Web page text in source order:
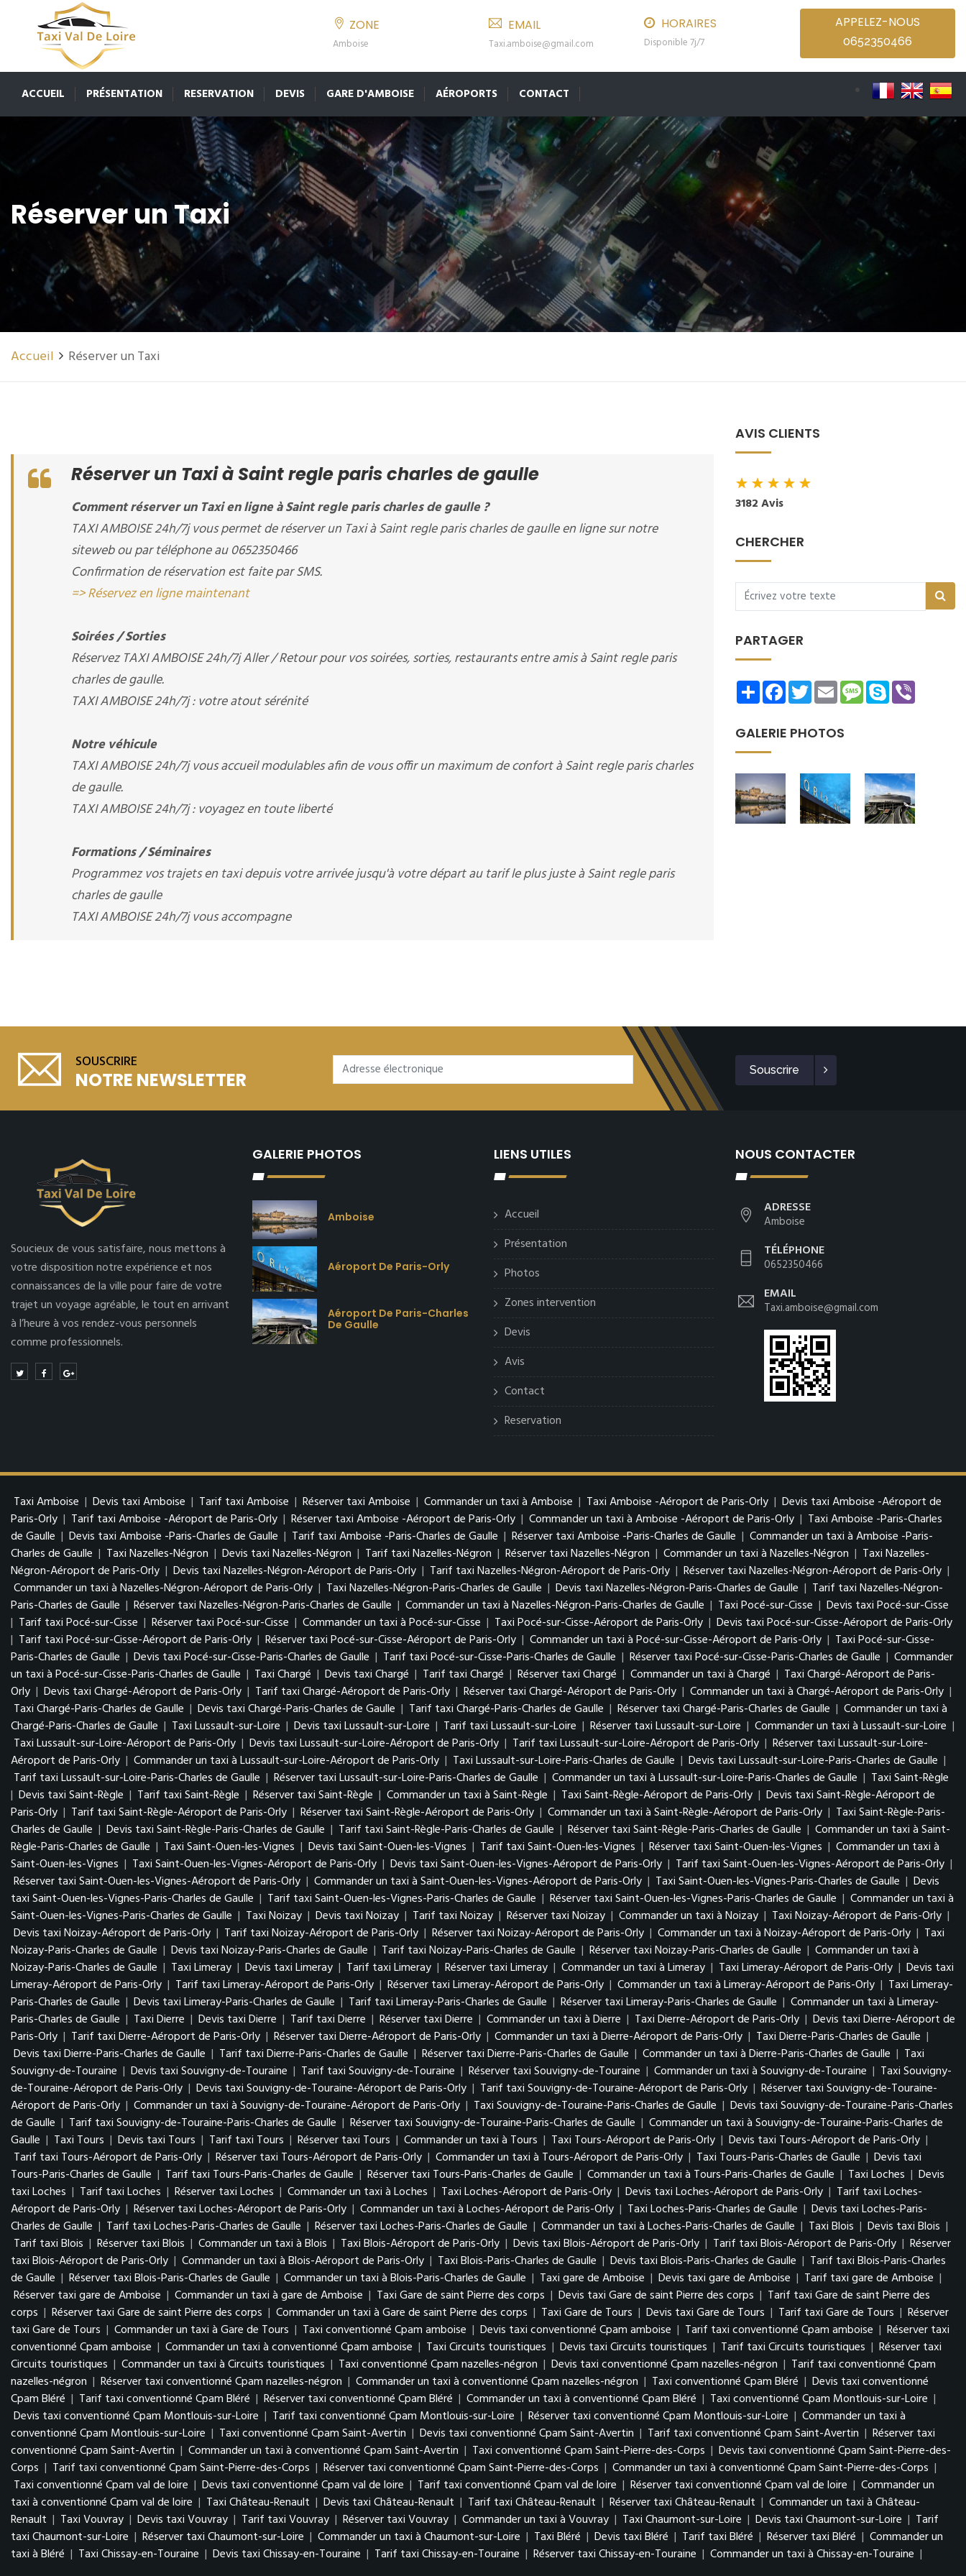
ZONE
Amboise
EMAIL
Taxi.amboise@gmail.com
HORAIRES
Disponible 7j/7
APPELEZ-NOUS
0652350466
ACCUEIL PRÉSENTATION RESERVATION DEVIS GARE D'AMBOISE AÉROPORTS CONTACT
Réserver un Taxi
Accueil Réserver un Taxi
Réserver un Taxi à Saint regle paris charles de gaulle
Comment réserver un Taxi en ligne à Saint regle paris charles de gaulle ?
TAXI AMBOISE 24h/7j vous permet de réserver un Taxi à Saint regle paris charles de gaulle en ligne sur notre
siteweb ou par téléphone au 0652350466
Confirmation de réservation est faite par SMS.
=> Réservez en ligne maintenant
Soirées / Sorties
Réservez TAXI AMBOISE 24h/7j Aller / Retour pour vos soirées, sorties, restaurants entre amis à Saint regle paris
charles de gaulle.
TAXI AMBOISE 24h/7j : votre atout sérénité
Notre véhicule
TAXI AMBOISE 24h/7j vous accueil modulables afin de vous offir un maximum de confort à Saint regle paris charles
de gaulle.
TAXI AMBOISE 24h/7j : voyagez en toute liberté
Formations / Séminaires
Programmez vos trajets en taxi depuis votre arrivée jusqu'à votre départ au tarif le plus juste à Saint regle paris
charles de gaulle
TAXI AMBOISE 24h/7j vous accompagne
AVIS CLIENTS
★★★★★
3182 Avis
CHERCHER
PARTAGER
ShareFacebookTwitterEmailMessage
Skype
GALERIE PHOTOS
SOUSCRIRE
NOTRE NEWSLETTER Souscrire
Soucieux de vous satisfaire, nous mettons à
votre disposition notre expérience et nos
connaissances de la ville pour faire de votre
trajet un voyage agréable, le tout en arrivant
à l’heure à vos rendez-vous personnels
comme professionnels.
GALERIE PHOTOS
Amboise
Aéroport De Paris-Orly
Aéroport De Paris-Charles
De Gaulle
LIENS UTILES
Accueil
Présentation
Photos
Zones intervention
Devis
Avis
Contact
Reservation
NOUS CONTACTER
ADRESSE
Amboise
TÉLÉPHONE
0652350466
EMAIL
Taxi.amboise@gmail.com
Taxi Amboise | Devis taxi Amboise | Tarif taxi Amboise | Réserver taxi Amboise | Commander un taxi à Amboise | Taxi Amboise -Aéroport de Paris-Orly | Devis taxi Amboise -Aéroport de
Paris-Orly | Tarif taxi Amboise -Aéroport de Paris-Orly | Réserver taxi Amboise -Aéroport de Paris-Orly | Commander un taxi à Amboise -Aéroport de Paris-Orly | Taxi Amboise -Paris-Charles
de Gaulle | Devis taxi Amboise -Paris-Charles de Gaulle | Tarif taxi Amboise -Paris-Charles de Gaulle | Réserver taxi Amboise -Paris-Charles de Gaulle | Commander un taxi à Amboise -Paris-
Charles de Gaulle | Taxi Nazelles-Négron | Devis taxi Nazelles-Négron | Tarif taxi Nazelles-Négron | Réserver taxi Nazelles-Négron | Commander un taxi à Nazelles-Négron | Taxi Nazelles-
Négron-Aéroport de Paris-Orly | Devis taxi Nazelles-Négron-Aéroport de Paris-Orly | Tarif taxi Nazelles-Négron-Aéroport de Paris-Orly | Réserver taxi Nazelles-Négron-Aéroport de Paris-Orly |
Commander un taxi à Nazelles-Négron-Aéroport de Paris-Orly | Taxi Nazelles-Négron-Paris-Charles de Gaulle | Devis taxi Nazelles-Négron-Paris-Charles de Gaulle | Tarif taxi Nazelles-Négron-
Paris-Charles de Gaulle | Réserver taxi Nazelles-Négron-Paris-Charles de Gaulle | Commander un taxi à Nazelles-Négron-Paris-Charles de Gaulle | Taxi Pocé-sur-Cisse | Devis taxi Pocé-sur-Cisse
| Tarif taxi Pocé-sur-Cisse | Réserver taxi Pocé-sur-Cisse | Commander un taxi à Pocé-sur-Cisse | Taxi Pocé-sur-Cisse-Aéroport de Paris-Orly | Devis taxi Pocé-sur-Cisse-Aéroport de Paris-Orly
| Tarif taxi Pocé-sur-Cisse-Aéroport de Paris-Orly | Réserver taxi Pocé-sur-Cisse-Aéroport de Paris-Orly | Commander un taxi à Pocé-sur-Cisse-Aéroport de Paris-Orly | Taxi Pocé-sur-Cisse-
Paris-Charles de Gaulle | Devis taxi Pocé-sur-Cisse-Paris-Charles de Gaulle | Tarif taxi Pocé-sur-Cisse-Paris-Charles de Gaulle | Réserver taxi Pocé-sur-Cisse-Paris-Charles de Gaulle | Commander
un taxi à Pocé-sur-Cisse-Paris-Charles de Gaulle | Taxi Chargé | Devis taxi Chargé | Tarif taxi Chargé | Réserver taxi Chargé | Commander un taxi à Chargé | Taxi Chargé-Aéroport de Paris-
Orly | Devis taxi Chargé-Aéroport de Paris-Orly | Tarif taxi Chargé-Aéroport de Paris-Orly | Réserver taxi Chargé-Aéroport de Paris-Orly | Commander un taxi à Chargé-Aéroport de Paris-Orly |
Taxi Chargé-Paris-Charles de Gaulle | Devis taxi Chargé-Paris-Charles de Gaulle | Tarif taxi Chargé-Paris-Charles de Gaulle | Réserver taxi Chargé-Paris-Charles de Gaulle | Commander un taxi à
Chargé-Paris-Charles de Gaulle | Taxi Lussault-sur-Loire | Devis taxi Lussault-sur-Loire | Tarif taxi Lussault-sur-Loire | Réserver taxi Lussault-sur-Loire | Commander un taxi à Lussault-sur-Loire |
Taxi Lussault-sur-Loire-Aéroport de Paris-Orly | Devis taxi Lussault-sur-Loire-Aéroport de Paris-Orly | Tarif taxi Lussault-sur-Loire-Aéroport de Paris-Orly | Réserver taxi Lussault-sur-Loire-
Aéroport de Paris-Orly | Commander un taxi à Lussault-sur-Loire-Aéroport de Paris-Orly | Taxi Lussault-sur-Loire-Paris-Charles de Gaulle | Devis taxi Lussault-sur-Loire-Paris-Charles de Gaulle |
Tarif taxi Lussault-sur-Loire-Paris-Charles de Gaulle | Réserver taxi Lussault-sur-Loire-Paris-Charles de Gaulle | Commander un taxi à Lussault-sur-Loire-Paris-Charles de Gaulle | Taxi Saint-Règle
| Devis taxi Saint-Règle | Tarif taxi Saint-Règle | Réserver taxi Saint-Règle | Commander un taxi à Saint-Règle | Taxi Saint-Règle-Aéroport de Paris-Orly | Devis taxi Saint-Règle-Aéroport de
Paris-Orly | Tarif taxi Saint-Règle-Aéroport de Paris-Orly | Réserver taxi Saint-Règle-Aéroport de Paris-Orly | Commander un taxi à Saint-Règle-Aéroport de Paris-Orly | Taxi Saint-Règle-Paris-
Charles de Gaulle | Devis taxi Saint-Règle-Paris-Charles de Gaulle | Tarif taxi Saint-Règle-Paris-Charles de Gaulle | Réserver taxi Saint-Règle-Paris-Charles de Gaulle | Commander un taxi à Saint-
Règle-Paris-Charles de Gaulle | Taxi Saint-Ouen-les-Vignes | Devis taxi Saint-Ouen-les-Vignes | Tarif taxi Saint-Ouen-les-Vignes | Réserver taxi Saint-Ouen-les-Vignes | Commander un taxi à
Saint-Ouen-les-Vignes | Taxi Saint-Ouen-les-Vignes-Aéroport de Paris-Orly | Devis taxi Saint-Ouen-les-Vignes-Aéroport de Paris-Orly | Tarif taxi Saint-Ouen-les-Vignes-Aéroport de Paris-Orly |
Réserver taxi Saint-Ouen-les-Vignes-Aéroport de Paris-Orly | Commander un taxi à Saint-Ouen-les-Vignes-Aéroport de Paris-Orly | Taxi Saint-Ouen-les-Vignes-Paris-Charles de Gaulle | Devis
taxi Saint-Ouen-les-Vignes-Paris-Charles de Gaulle | Tarif taxi Saint-Ouen-les-Vignes-Paris-Charles de Gaulle | Réserver taxi Saint-Ouen-les-Vignes-Paris-Charles de Gaulle | Commander un taxi à
Saint-Ouen-les-Vignes-Paris-Charles de Gaulle | Taxi Noizay | Devis taxi Noizay | Tarif taxi Noizay | Réserver taxi Noizay | Commander un taxi à Noizay | Taxi Noizay-Aéroport de Paris-Orly |
Devis taxi Noizay-Aéroport de Paris-Orly | Tarif taxi Noizay-Aéroport de Paris-Orly | Réserver taxi Noizay-Aéroport de Paris-Orly | Commander un taxi à Noizay-Aéroport de Paris-Orly | Taxi
Noizay-Paris-Charles de Gaulle | Devis taxi Noizay-Paris-Charles de Gaulle | Tarif taxi Noizay-Paris-Charles de Gaulle | Réserver taxi Noizay-Paris-Charles de Gaulle | Commander un taxi à
Noizay-Paris-Charles de Gaulle | Taxi Limeray | Devis taxi Limeray | Tarif taxi Limeray | Réserver taxi Limeray | Commander un taxi à Limeray | Taxi Limeray-Aéroport de Paris-Orly | Devis taxi
Limeray-Aéroport de Paris-Orly | Tarif taxi Limeray-Aéroport de Paris-Orly | Réserver taxi Limeray-Aéroport de Paris-Orly | Commander un taxi à Limeray-Aéroport de Paris-Orly | Taxi Limeray-
Paris-Charles de Gaulle | Devis taxi Limeray-Paris-Charles de Gaulle | Tarif taxi Limeray-Paris-Charles de Gaulle | Réserver taxi Limeray-Paris-Charles de Gaulle | Commander un taxi à Limeray-
Paris-Charles de Gaulle | Taxi Dierre | Devis taxi Dierre | Tarif taxi Dierre | Réserver taxi Dierre | Commander un taxi à Dierre | Taxi Dierre-Aéroport de Paris-Orly | Devis taxi Dierre-Aéroport de
Paris-Orly | Tarif taxi Dierre-Aéroport de Paris-Orly | Réserver taxi Dierre-Aéroport de Paris-Orly | Commander un taxi à Dierre-Aéroport de Paris-Orly | Taxi Dierre-Paris-Charles de Gaulle |
Devis taxi Dierre-Paris-Charles de Gaulle | Tarif taxi Dierre-Paris-Charles de Gaulle | Réserver taxi Dierre-Paris-Charles de Gaulle | Commander un taxi à Dierre-Paris-Charles de Gaulle | Taxi
Souvigny-de-Touraine | Devis taxi Souvigny-de-Touraine | Tarif taxi Souvigny-de-Touraine | Réserver taxi Souvigny-de-Touraine | Commander un taxi à Souvigny-de-Touraine | Taxi Souvigny-
de-Touraine-Aéroport de Paris-Orly | Devis taxi Souvigny-de-Touraine-Aéroport de Paris-Orly | Tarif taxi Souvigny-de-Touraine-Aéroport de Paris-Orly | Réserver taxi Souvigny-de-Touraine-
Aéroport de Paris-Orly | Commander un taxi à Souvigny-de-Touraine-Aéroport de Paris-Orly | Taxi Souvigny-de-Touraine-Paris-Charles de Gaulle | Devis taxi Souvigny-de-Touraine-Paris-Charles
de Gaulle | Tarif taxi Souvigny-de-Touraine-Paris-Charles de Gaulle | Réserver taxi Souvigny-de-Touraine-Paris-Charles de Gaulle | Commander un taxi à Souvigny-de-Touraine-Paris-Charles de
Gaulle | Taxi Tours | Devis taxi Tours | Tarif taxi Tours | Réserver taxi Tours | Commander un taxi à Tours | Taxi Tours-Aéroport de Paris-Orly | Devis taxi Tours-Aéroport de Paris-Orly |
Tarif taxi Tours-Aéroport de Paris-Orly | Réserver taxi Tours-Aéroport de Paris-Orly | Commander un taxi à Tours-Aéroport de Paris-Orly | Taxi Tours-Paris-Charles de Gaulle | Devis taxi
Tours-Paris-Charles de Gaulle | Tarif taxi Tours-Paris-Charles de Gaulle | Réserver taxi Tours-Paris-Charles de Gaulle | Commander un taxi à Tours-Paris-Charles de Gaulle | Taxi Loches | Devis
taxi Loches | Tarif taxi Loches | Réserver taxi Loches | Commander un taxi à Loches | Taxi Loches-Aéroport de Paris-Orly | Devis taxi Loches-Aéroport de Paris-Orly | Tarif taxi Loches-
Aéroport de Paris-Orly | Réserver taxi Loches-Aéroport de Paris-Orly | Commander un taxi à Loches-Aéroport de Paris-Orly | Taxi Loches-Paris-Charles de Gaulle | Devis taxi Loches-Paris-
Charles de Gaulle | Tarif taxi Loches-Paris-Charles de Gaulle | Réserver taxi Loches-Paris-Charles de Gaulle | Commander un taxi à Loches-Paris-Charles de Gaulle | Taxi Blois | Devis taxi Blois |
Tarif taxi Blois | Réserver taxi Blois | Commander un taxi à Blois | Taxi Blois-Aéroport de Paris-Orly | Devis taxi Blois-Aéroport de Paris-Orly | Tarif taxi Blois-Aéroport de Paris-Orly | Réserver
taxi Blois-Aéroport de Paris-Orly | Commander un taxi à Blois-Aéroport de Paris-Orly | Taxi Blois-Paris-Charles de Gaulle | Devis taxi Blois-Paris-Charles de Gaulle | Tarif taxi Blois-Paris-Charles
de Gaulle | Réserver taxi Blois-Paris-Charles de Gaulle | Commander un taxi à Blois-Paris-Charles de Gaulle | Taxi gare de Amboise | Devis taxi gare de Amboise | Tarif taxi gare de Amboise |
Réserver taxi gare de Amboise | Commander un taxi à gare de Amboise | Taxi Gare de saint Pierre des corps | Devis taxi Gare de saint Pierre des corps | Tarif taxi Gare de saint Pierre des
corps | Réserver taxi Gare de saint Pierre des corps | Commander un taxi à Gare de saint Pierre des corps | Taxi Gare de Tours | Devis taxi Gare de Tours | Tarif taxi Gare de Tours | Réserver
taxi Gare de Tours | Commander un taxi à Gare de Tours | Taxi conventionné Cpam amboise | Devis taxi conventionné Cpam amboise | Tarif taxi conventionné Cpam amboise | Réserver taxi
conventionné Cpam amboise | Commander un taxi à conventionné Cpam amboise | Taxi Circuits touristiques | Devis taxi Circuits touristiques | Tarif taxi Circuits touristiques | Réserver taxi
Circuits touristiques | Commander un taxi à Circuits touristiques | Taxi conventionné Cpam nazelles-négron | Devis taxi conventionné Cpam nazelles-négron | Tarif taxi conventionné Cpam
nazelles-négron | Réserver taxi conventionné Cpam nazelles-négron | Commander un taxi à conventionné Cpam nazelles-négron | Taxi conventionné Cpam Bléré | Devis taxi conventionné
Cpam Bléré | Tarif taxi conventionné Cpam Bléré | Réserver taxi conventionné Cpam Bléré | Commander un taxi à conventionné Cpam Bléré | Taxi conventionné Cpam Montlouis-sur-Loire |
Devis taxi conventionné Cpam Montlouis-sur-Loire | Tarif taxi conventionné Cpam Montlouis-sur-Loire | Réserver taxi conventionné Cpam Montlouis-sur-Loire | Commander un taxi à
conventionné Cpam Montlouis-sur-Loire | Taxi conventionné Cpam Saint-Avertin | Devis taxi conventionné Cpam Saint-Avertin | Tarif taxi conventionné Cpam Saint-Avertin | Réserver taxi
conventionné Cpam Saint-Avertin | Commander un taxi à conventionné Cpam Saint-Avertin | Taxi conventionné Cpam Saint-Pierre-des-Corps | Devis taxi conventionné Cpam Saint-Pierre-des-
Corps | Tarif taxi conventionné Cpam Saint-Pierre-des-Corps | Réserver taxi conventionné Cpam Saint-Pierre-des-Corps | Commander un taxi à conventionné Cpam Saint-Pierre-des-Corps |
Taxi conventionné Cpam val de loire | Devis taxi conventionné Cpam val de loire | Tarif taxi conventionné Cpam val de loire | Réserver taxi conventionné Cpam val de loire | Commander un
taxi à conventionné Cpam val de loire | Taxi Château-Renault | Devis taxi Château-Renault | Tarif taxi Château-Renault | Réserver taxi Château-Renault | Commander un taxi à Château-
Renault | Taxi Vouvray | Devis taxi Vouvray | Tarif taxi Vouvray | Réserver taxi Vouvray | Commander un taxi à Vouvray | Taxi Chaumont-sur-Loire | Devis taxi Chaumont-sur-Loire | Tarif
taxi Chaumont-sur-Loire | Réserver taxi Chaumont-sur-Loire | Commander un taxi à Chaumont-sur-Loire | Taxi Bléré | Devis taxi Bléré | Tarif taxi Bléré | Réserver taxi Bléré | Commander un
taxi à Bléré | Taxi Chissay-en-Touraine | Devis taxi Chissay-en-Touraine | Tarif taxi Chissay-en-Touraine | Réserver taxi Chissay-en-Touraine | Commander un taxi à Chissay-en-Touraine |